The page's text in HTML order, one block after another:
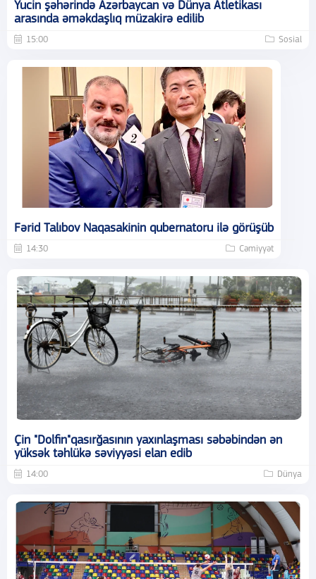
Yucin şəhərində Azərbaycan və Dünya Atletikası
arasında əməkdaşlıq müzakirə edilib
15:00 Sosial
Fərid Talıbov Naqasakinin qubernatoru ilə görüşüb
14:30 Cəmiyyət
Çin "Dolfin"qasırğasının yaxınlaşması səbəbindən ən
yüksək təhlükə səviyyəsi elan edib
14:00 Dünya